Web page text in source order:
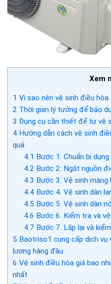
Xem
1 Vì sao nên vệ sinh điều hòa
2 Thời gian lý tưởng để bảo
3 Dụng cụ cần thiết để tự vệ
4 Hướng dẫn cách vệ sinh
quả
4.1 Bước 1: Chuẩn bị
4.2 Bước 2: Ngắt nguồn
4.3 Bước 3: Vệ sinh màng
4.4Bước 4. Vệ sinh dàn
4.5 Bước 5. Vệ sinh dàn
4.6 Bước 6. Kiểm tra và
4.7 Bước 7. Lắp lại và
5 Baotriso1 cung cấp dịch
lượng hàng đầu
6 Vệ sinh điều hòa giá bao
nhất